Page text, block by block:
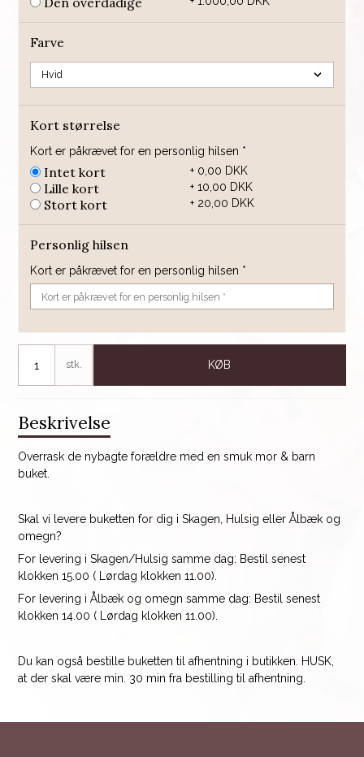
Farve
Kort størrelse
Kort er påkrævet for en personlig hilsen *
Intet kort + 0,00 DKK
Lille kort + 10,00 DKK
Stort kort + 20,00 DKK
Personlig hilsen
Kort er påkrævet for en personlig hilsen *
stk. KØB
Beskrivelse
Overrask de nybagte forældre med en smuk mor & barn
buket.
Skal vi levere buketten for dig i Skagen, Hulsig eller Ålbæk og
omegn?
For levering i Skagen/Hulsig samme dag: Bestil senest
klokken 15.00 ( Lørdag klokken 11.00).
For levering i Ålbæk og omegn samme dag: Bestil senest
klokken 14.00 ( Lørdag klokken 11.00).
Du kan også bestille buketten til afhentning i butikken. HUSK,
at der skal være min. 30 min fra bestilling til afhentning.